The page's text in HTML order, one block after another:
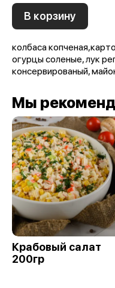
В корзину
колбаса
огурцы соленые, лук
консервированый,
Мы
Крабовый салат
200гр